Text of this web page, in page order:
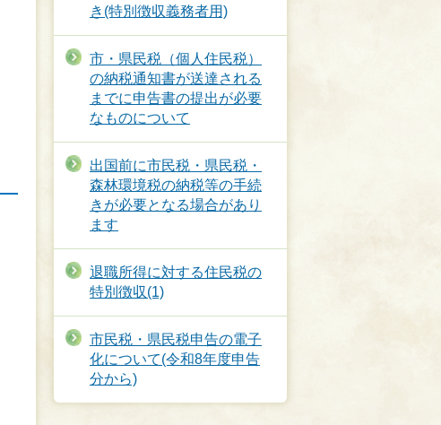
き(特別徴収義務者用)
市・県民税（個人住民税）
の納税通知書が送達される
までに申告書の提出が必要
なものについて
出国前に市民税・県民税・
森林環境税の納税等の手続
きが必要となる場合があり
ます
退職所得に対する住民税の
特別徴収(1)
市民税・県民税申告の電子
化について(令和8年度申告
分から)